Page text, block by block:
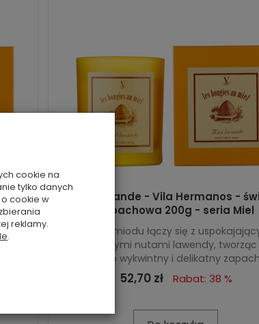
i
Miel Lavande - Vila Hermanos -
zapachowa 200g - seria Miel
Słodycz miodu łączy się z
relaksującymi nutami lawendy,
sposób wykwintny i delikatny
52,70 zł Rabat: 38 %
cookie na
tylko danych
cookie w
reklamy.
.